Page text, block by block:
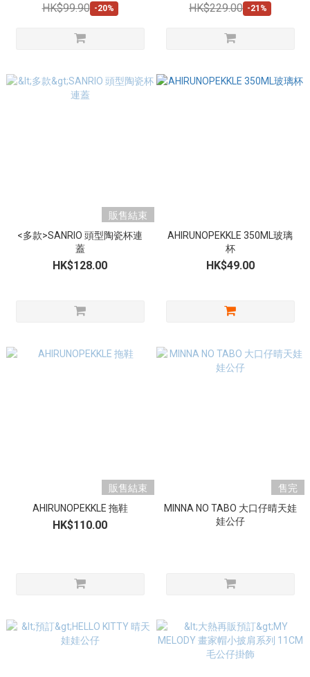
HK$99.90 -20%
HK$229.00 -21%
販售結束
<多款>SANRIO 頭型陶瓷杯連
蓋
HK$128.00
AHIRUNOPEKKLE 350ML玻璃
杯
HK$49.00
販售結束
AHIRUNOPEKKLE 拖鞋
HK$110.00
售完
MINNA NO TABO 大口仔晴天娃
娃公仔